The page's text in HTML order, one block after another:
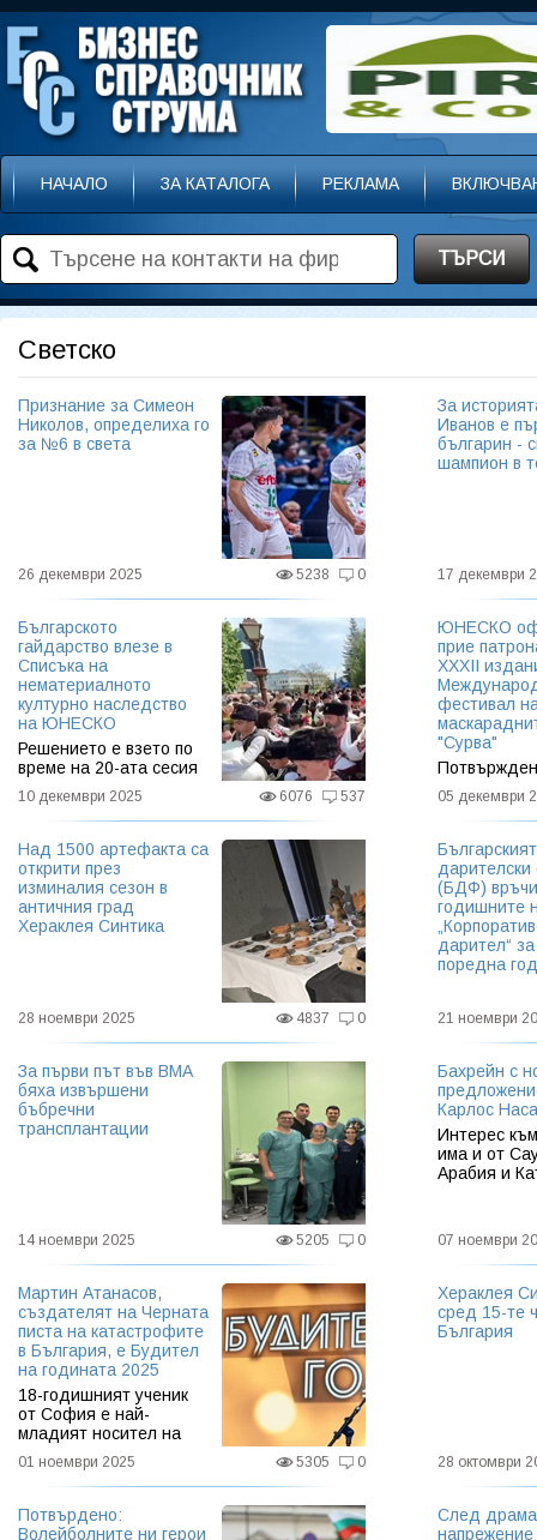
НАЧАЛО ЗА КАТАЛОГА РЕКЛАМА
ТЪРСИ
Светско
Признание за Симеон
Николов, определиха го
за №6 в света
0
5238
26 декември 2025
За
Иванов е
българин -
шампион в
17 декември
Българското
гайдарство влезе в
Списъка на
нематериалното
културно наследство
на ЮНЕСКО
Решението е взето по
време на 20-ата сесия
на
Междуправителствения
комитет за опазване на
нематериалното културно наследство,
която се провежда в Делхи
537
6076
10 декември 2025
ЮНЕСКО
прие
XXXII
фестивал
"Сурва"
страна на
голямо
престижа
проведе от
05 декември
Над 1500 артефакта са
открити през
изминалия сезон в
античния град
Хераклея Синтика
0
4837
28 ноември 2025
Българският
(БДФ) връчи
годишните
дарител“
поредна
21 ноември
За първи път във ВМА
бяха извършени
бъбречни
трансплантации
0
5205
14 ноември 2025
Бахрейн с
Карлос
Интерес
има и от
Арабия и
07 ноември
Мартин Атанасов,
създателят на Черната
писта на катастрофите
в България, е Будител
на годината 2025
18-годишният ученик
от София е най-
младият носител на
титлата в историята на
кампанията
0
5305
01 ноември 2025
Хераклея
сред 15-те
България
28 октомври
Потвърдено:
Волейболните ни герои
След
напрежение